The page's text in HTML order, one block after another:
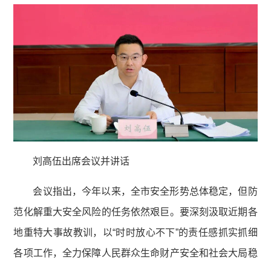
刘高伍出席会议并讲话
会议指出，今年以来，全市安全形势总体稳定，但防
范化解重大安全风险的任务依然艰巨。要深刻汲取近期各
地重特大事故教训，以“时时放心不下”的责任感抓实抓细
各项工作，全力保障人民群众生命财产安全和社会大局稳